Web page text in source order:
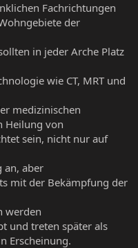
Fachrichtungen
der
in jeder Arche Platz
wie CT, MRT und
medizinischen
Heilung von
sein, nicht nur auf
an, aber
mit der Bekämpfung der
werden
und treten später als
Erscheinung.